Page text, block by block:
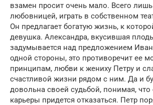
взамен просит очень мало. Всего лишь
любовницей, играть в собственном
Он предлагает богатую жизнь, к
девушка. Александра, вкусившая
задумывается над предложением
одной стороны, это противоречит ее
принципам, любви к жениху Петру и
счастливой жизни рядом с ним. Да и
довольна своей судьбой, понимая, что
карьеры придется отказаться. Петр